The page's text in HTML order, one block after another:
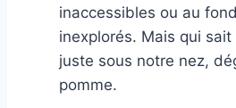
inaccessibles ou au
inexplorés. Mais qui
juste sous notre nez,
pomme.